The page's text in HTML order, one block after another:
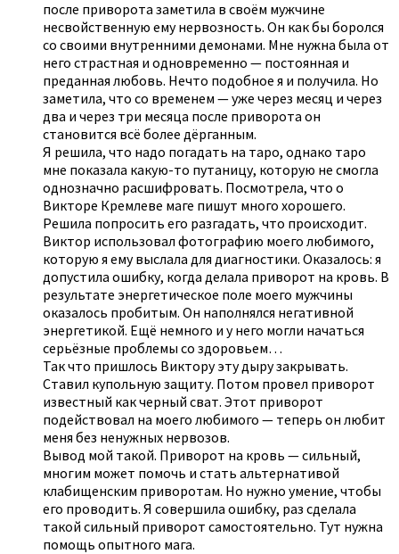
после приворота заметила в своём мужчине
несвойственную ему нервозность. Он как бы боролся
со своими внутренними демонами. Мне нужна была от
него страстная и одновременно — постоянная и
преданная любовь. Нечто подобное я и получила. Но
заметила, что со временем — уже через месяц и через
два и через три месяца после приворота он
становится всё более дёрганным.
Я решила, что надо погадать на таро, однако таро
мне показала какую-то путаницу, которую не смогла
однозначно расшифровать. Посмотрела, что о
Викторе Кремлеве маге пишут много хорошего.
Решила попросить его разгадать, что происходит.
Виктор использовал фотографию моего любимого,
которую я ему выслала для диагностики. Оказалось: я
допустила ошибку, когда делала приворот на кровь. В
результате энергетическое поле моего мужчины
оказалось пробитым. Он наполнялся негативной
энергетикой. Ещё немного и у него могли начаться
серьёзные проблемы со здоровьем…
Так что пришлось Виктору эту дыру закрывать.
Ставил купольную защиту. Потом провел приворот
известный как черный сват. Этот приворот
подействовал на моего любимого — теперь он любит
меня без ненужных нервозов.
Вывод мой такой. Приворот на кровь — сильный,
многим может помочь и стать альтернативой
клабищенским приворотам. Но нужно умение, чтобы
его проводить. Я совершила ошибку, раз сделала
такой сильный приворот самостоятельно. Тут нужна
помощь опытного мага.